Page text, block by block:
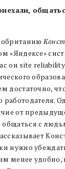
«Яндексе»
он site reliability
достаточно,
работодателя.
от
с
нужно
менее